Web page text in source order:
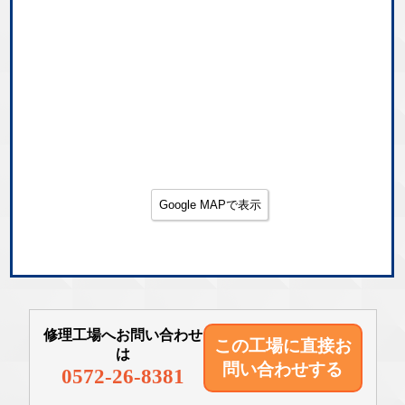
Google MAPで表示
修理工場へお問い合わせ
は
0572-26-8381
この工場に直接お
問い合わせする